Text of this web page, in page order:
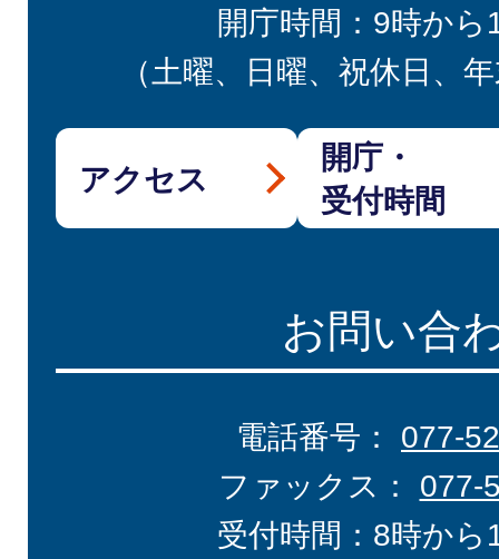
開庁時間：9時から
（土曜、日曜、祝休日、
アクセス
開庁・
受付時間
お問い合
電話番号： 077-
ファックス： 077-
受付時間：8時から